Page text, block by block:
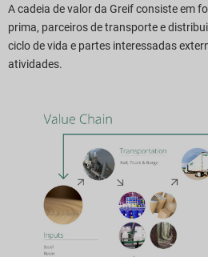
A cadeia de valor da Greif consiste em
prima, parceiros de transporte e
ciclo de vida e partes interessadas
atividades.